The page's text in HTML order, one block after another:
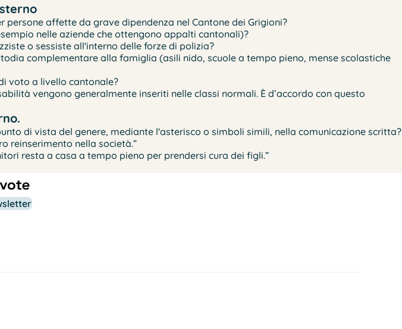
affette da grave dipendenza nel Cantone dei Grigioni?
nelle aziende che ottengono appalti cantonali)?
o sessiste all'interno delle forze di polizia?
complementare alla famiglia (asili nido, scuole a tempo pieno, mense scolastiche
voto a livello cantonale?
vengono generalmente inseriti nelle classi normali. È d’accordo con questo
di vista del genere, mediante l'asterisco o simboli simili, nella comunicazione scritta?
reinserimento nella società.”
resta a casa a tempo pieno per prendersi cura dei figli.”